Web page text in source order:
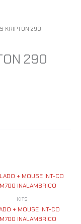
KRIPTON 290
290
KITS
+ MOUSE INT-CO
INALAMBRICO